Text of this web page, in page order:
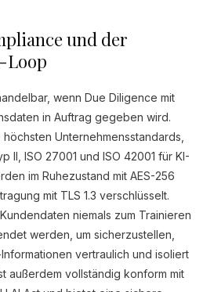
und der
wenn Due Diligence mit
in Auftrag gegeben wird.
Unternehmensstandards,
II, ISO 27001 und ISO 42001 für KI-
im Ruhezustand mit AES-256
mit TLS 1.3 verschlüsselt.
niemals zum Trainieren
werden, um sicherzustellen,
vertraulich und isoliert
außerdem vollständig konform mit